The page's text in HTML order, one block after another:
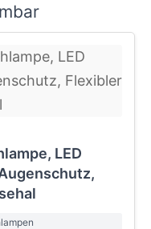
LED